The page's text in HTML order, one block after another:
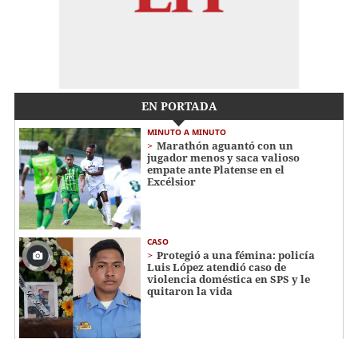
EN PORTADA
MINUTO A MINUTO
Marathón aguantó con un
jugador menos y saca valioso
empate ante Platense en el
Excélsior
CASO
Protegió a una fémina: policía
Luis López atendió caso de
violencia doméstica en SPS y le
quitaron la vida